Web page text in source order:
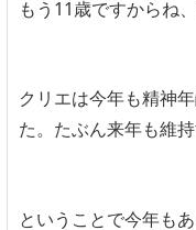
もう11歳ですからね
クリエは今年も精神
た。たぶん来年も維持
ということで今年も